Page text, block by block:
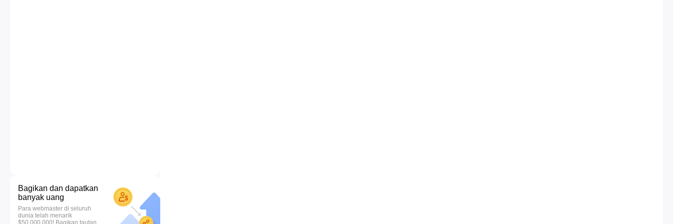
Bagikan dan dapatkan
banyak uang
Para webmaster di seluruh
dunia telah menarik
$50.000.000! Bagikan tautan